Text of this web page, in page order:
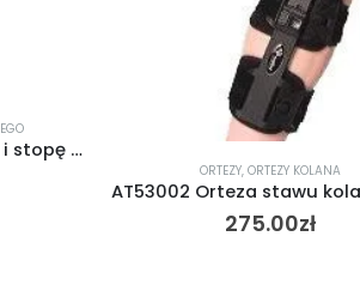
ORTEZY NA RAMIĘ / BARK
470.00zł